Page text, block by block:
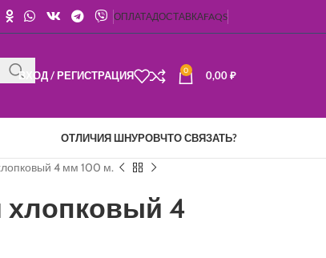
ОПЛАТАДОСТАВКАFAQS
ВХОД / РЕГИСТРАЦИЯ 0 0,00₽
ОТЛИЧИЯ ШНУРОВЧТО СВЯЗАТЬ?
4 мм 100 м.
хлопковый 4